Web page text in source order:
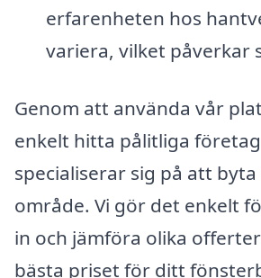
erfarenheten hos
variera, vilket påverkar
Genom att använda vår
enkelt hitta pålitliga
specialiserar sig på att
område. Vi gör det enkelt
in och jämföra olika
bästa priset för ditt